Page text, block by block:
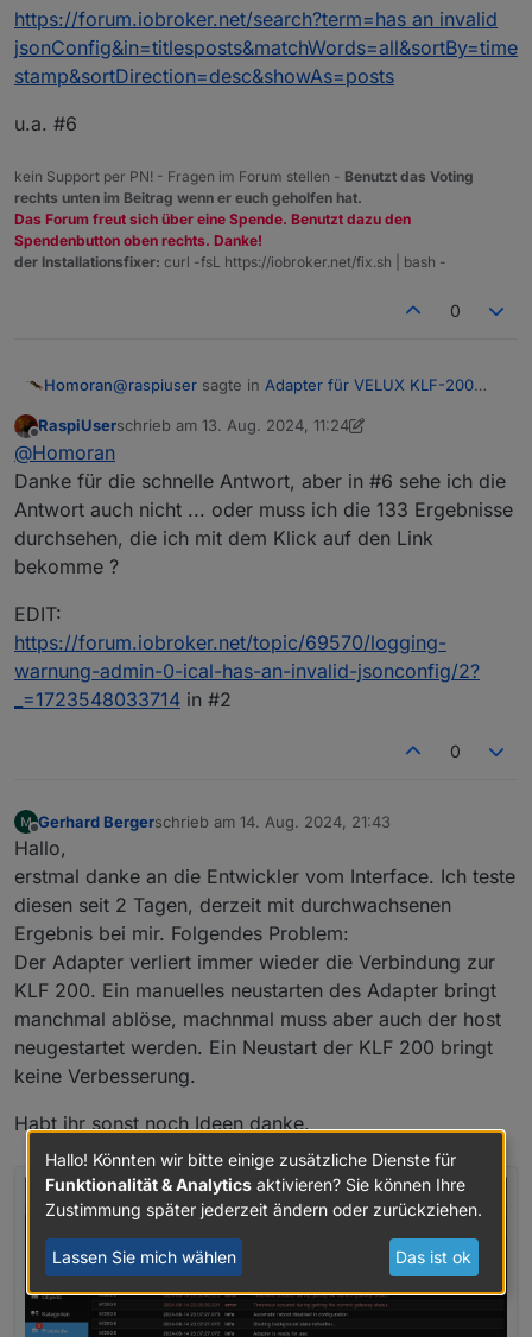
https://forum.iobroker.net/search?term=has an invalid
jsonConfig&in=titlesposts&matchWords=all&sortBy=time
stamp&sortDirection=desc&showAs=posts
u.a. #6
kein Support per PN! - Fragen im Forum stellen - Benutzt das Voting
rechts unten im Beitrag wenn er euch geholfen hat.
Das Forum freut sich über eine Spende. Benutzt dazu den
Spendenbutton oben rechts. Danke!
der Installationsfixer: curl -fsL https://iobroker.net/fix.sh | bash -
0
Homoran@raspiuser sagte in Adapter für VELUX KLF-200
https://forum.iobroker.net/search?term=has an
invalid
jsonConfig&in=titlesposts&matchWords=all&sortBy=ti
mestamp&sortDirection=desc&showAs=posts
u.a. #6
Offline
RaspiUserschrieb am 13. Aug. 2024, 11:24
zuletzt editiert von RaspiUser
@Homoran
Danke für die schnelle Antwort, aber in #6 sehe ich die
Antwort auch nicht ... oder muss ich die 133 Ergebnisse
durchsehen, die ich mit dem Klick auf den Link
bekomme ?
EDIT:
https://forum.iobroker.net/topic/69570/logging-
warnung-admin-0-ical-has-an-invalid-jsonconfig/2?
_=1723548033714 in #2
0
Offline
Gerhard Bergerschrieb am 14. Aug. 2024, 21:43
zuletzt editiert von
Hallo,
erstmal danke an die Entwickler vom Interface. Ich teste
diesen seit 2 Tagen, derzeit mit durchwachsenen
Ergebnis bei mir. Folgendes Problem:
Der Adapter verliert immer wieder die Verbindung zur
KLF 200. Ein manuelles neustarten des Adapter bringt
manchmal ablöse, machnmal muss aber auch der host
neugestartet werden. Ein Neustart der KLF 200 bringt
keine Verbesserung.
Habt ihr sonst noch Ideen danke.
Hallo! Könnten wir bitte einige zusätzliche Dienste für
Funktionalität & Analytics aktivieren? Sie können Ihre
Zustimmung später jederzeit ändern oder zurückziehen.
Lassen Sie mich wählen Das ist ok